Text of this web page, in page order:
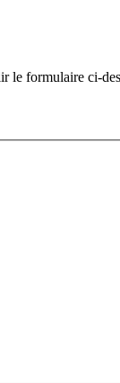
le formulaire ci-